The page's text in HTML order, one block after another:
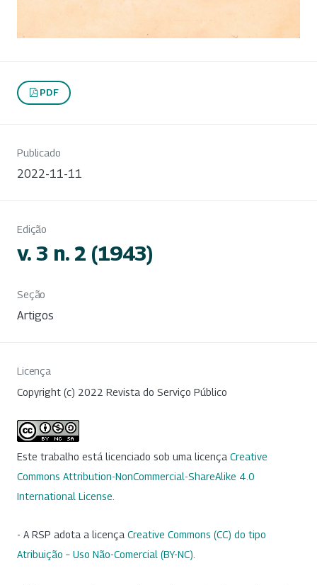
PDF
Publicado
2022-11-11
Edição
v. 3 n. 2 (1943)
Seção
Artigos
Licença
Copyright (c) 2022 Revista do Serviço Público
Este trabalho está licenciado sob uma licença Creative
Commons Attribution-NonCommercial-ShareAlike 4.0
International License
- A RSP adota a licença Creative Commons (CC) do tipo
Atribuição – Uso Não-Comercial (BY-NC)